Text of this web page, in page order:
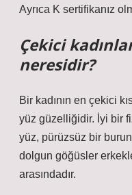
Ayrıca K sertifikanız
Çekici
neresidir?
Bir kadının en çekici
yüz güzelliğidir. İyi bir
yüz, pürüzsüz bir
dolgun göğüsler
arasındadır.